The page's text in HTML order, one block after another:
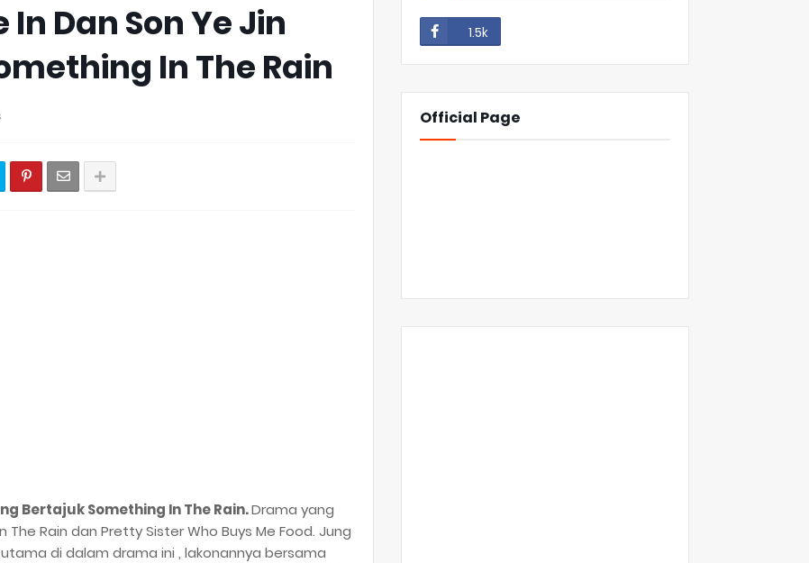
Dan Son Ye Jin
In The Rain
Bertajuk Something In The Rain.Drama yang
Rain dan Pretty Sister Who Buys Me Food. Jung
di dalam drama ini , lakonannya bersama
1.5k
Official Page